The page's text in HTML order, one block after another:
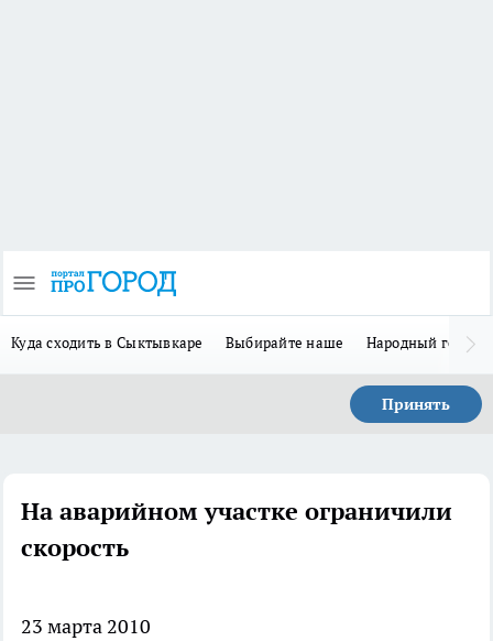
Куда сходить в Сыктывкаре Выбирайте наше Народный герой-
Принять
На аварийном участке ограничили
скорость
23 марта 2010